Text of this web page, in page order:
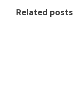
Related posts